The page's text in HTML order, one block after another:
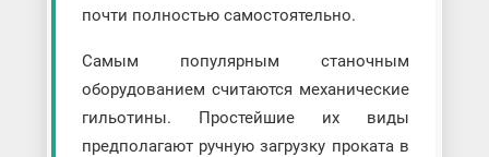
почти полностью самостоятельно.
Самым популярным станочным
оборудованием считаются механические
гильотины. Простейшие их виды
предполагают ручную загрузку проката в